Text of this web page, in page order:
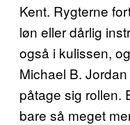
Kent. Rygterne
løn eller dårlig
også i kulissen,
Michael B.
påtage sig rollen.
bare så meget